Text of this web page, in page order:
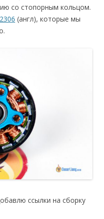
со стопорным кольцом.
(англ), которые мы
ссылки на сборку